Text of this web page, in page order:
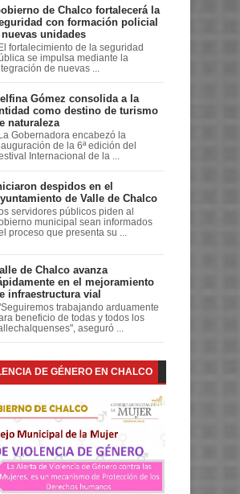
de Chalco fortalecerá la
con formación policial
unidades
fortalecimiento de la seguridad
se impulsa mediante la
de nuevas ...
Gómez consolida a la
como destino de turismo
naturaleza
Gobernadora encabezó la
de la 6ª edición del
Internacional de la ...
despidos en el
de Valle de Chalco
servidores públicos piden al
municipal sean informados
proceso que presenta su ...
de Chalco avanza
en el mejoramiento
infraestructura vial
trabajando arduamente
beneficio de todas y todos los
aseguró ...
DE GÉNERO EN CHALCO